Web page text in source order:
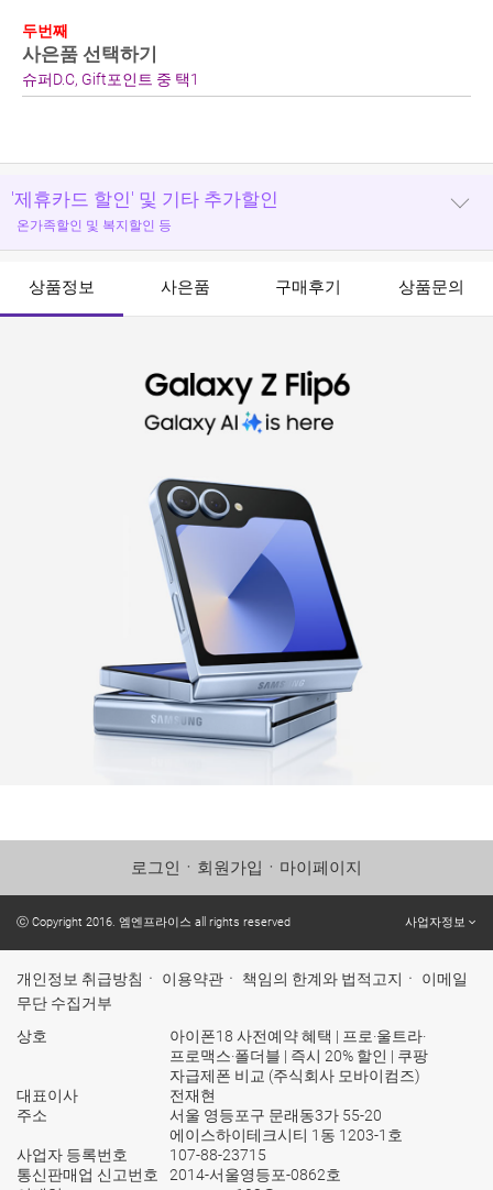
두번째
사은품 선택하기
슈퍼D.C, Gift포인트 중 택1
'제휴카드 할인' 및 기타 추가할인
온가족할인 및 복지할인 등
상품정보 사은품 구매후기 상품문의
로그인 ㆍ 회원가입 ㆍ 마이페이지
ⓒ Copyright 2016. 엠엔프라이스 all rights reserved 사업자정보
개인정보 취급방침 ㆍ 이용약관 ㆍ 책임의 한계와 법적고지 ㆍ 이메일
무단 수집거부
상호
아이폰18 사전예약 혜택 | 프로·울트라·
프로맥스·폴더블 | 즉시 20% 할인 | 쿠팡
자급제폰 비교 (주식회사 모바이컴즈)
대표이사
전재현
주소
서울 영등포구 문래동3가 55-20
에이스하이테크시티 1동 1203-1호
사업자 등록번호
107-88-23715
통신판매업 신고번호
2014-서울영등포-0862호